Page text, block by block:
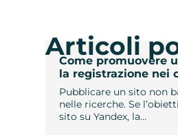
Come promuovere
la registrazione nei
Pubblicare un sito non
nelle ricerche. Se
sito su Yandex, la…
Articoli